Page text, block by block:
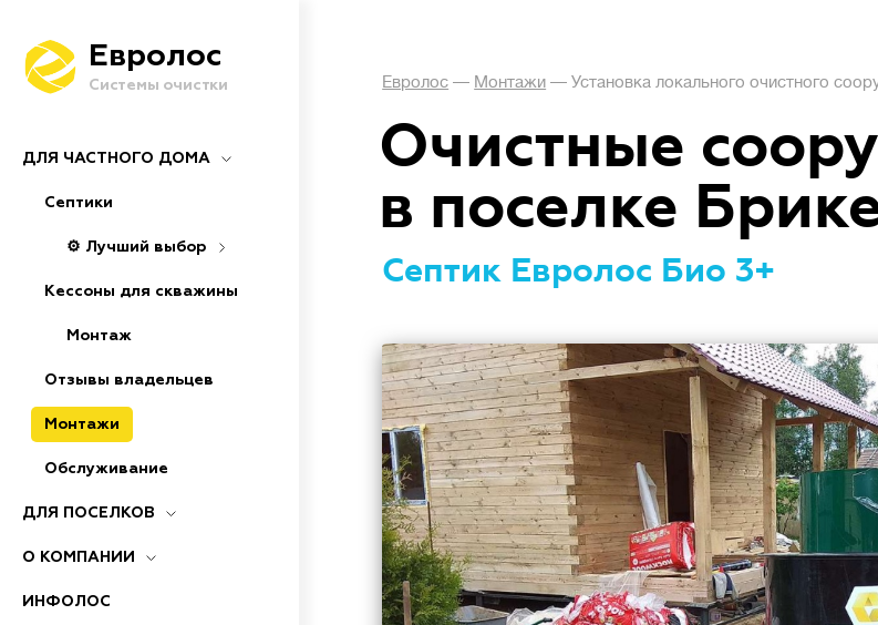
Евролос
Системы очистки
ДЛЯ ЧАСТНОГО ДОМА
Септики
⚙️ Лучший выбор
Кессоны для скважины
Монтаж
Отзывы владельцев
Монтажи
Обслуживание
ДЛЯ ПОСЕЛКОВ
О КОМПАНИИ
ИНФОЛОС
Евролос — Монтажи —Установка локального очистного
Очистные
в поселке
Септик Евролос Био 3+